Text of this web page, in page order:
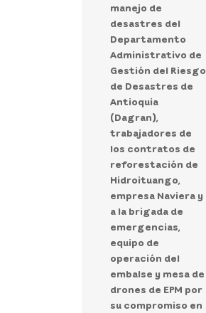
manejo de
desastres del
Departamento
Administrativo de
Gestión del Riesgo
de Desastres de
Antioquia
(Dagran),
trabajadores de
los contratos de
reforestación de
Hidroituango,
empresa Naviera y
a la brigada de
emergencias,
equipo de
operación del
embalse y mesa de
drones de EPM por
su compromiso en